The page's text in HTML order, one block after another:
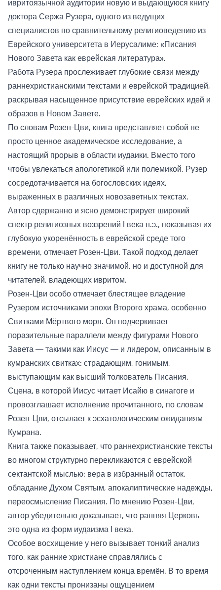
ивритоязычной аудитории новую и выдающуюся книгу
доктора Сержа Рузера, одного из ведущих
специалистов по сравнительному религиоведению из
Еврейского университета в Иерусалиме: «Писания
Нового Завета как еврейская литература».
Работа Рузера прослеживает глубокие связи между
раннехристианскими текстами и еврейской традицией,
раскрывая насыщенное присутствие еврейских идей и
образов в Новом Завете.
По словам Розен-Цви, книга представляет собой не
просто ценное академическое исследование, а
настоящий прорыв в области иудаики. Вместо того
чтобы увлекаться апологетикой или полемикой, Рузер
сосредотачивается на богословских идеях,
выраженных в различных новозаветных текстах.
Автор сдержанно и ясно демонстрирует широкий
спектр религиозных воззрений I века н.э., показывая их
глубокую укоренённость в еврейской среде того
времени, отмечает Розен-Цви. Такой подход делает
книгу не только научно значимой, но и доступной для
читателей, владеющих ивритом.
Розен-Цви особо отмечает блестящее владение
Рузером источниками эпохи Второго храма, особенно
Свитками Мёртвого моря. Он подчеркивает
поразительные параллели между фигурами Нового
Завета — такими как Иисус — и лидером, описанным в
кумранских свитках: страдающим, гонимым,
выступающим как высший толкователь Писания.
Сцена, в которой Иисус читает Исайю в синагоге и
провозглашает исполнение прочитанного, по словам
Розен-Цви, отсылает к эсхатологическим ожиданиям
Кумрана.
Книга также показывает, что раннехристианские тексты
во многом структурно перекликаются с еврейской
сектантской мыслью: вера в избранный остаток,
обладание Духом Святым, апокалиптические надежды,
переосмысление Писания. По мнению Розен-Цви,
автор убедительно доказывает, что ранняя Церковь —
это одна из форм иудаизма I века.
Особое восхищение у него вызывает тонкий анализ
того, как ранние христиане справлялись с
отсроченным наступлением конца времён. В то время
как одни тексты пронизаны ощущением